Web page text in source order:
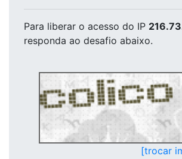
Para liberar o acesso do IP
responda ao desafio abaixo.
[trocar